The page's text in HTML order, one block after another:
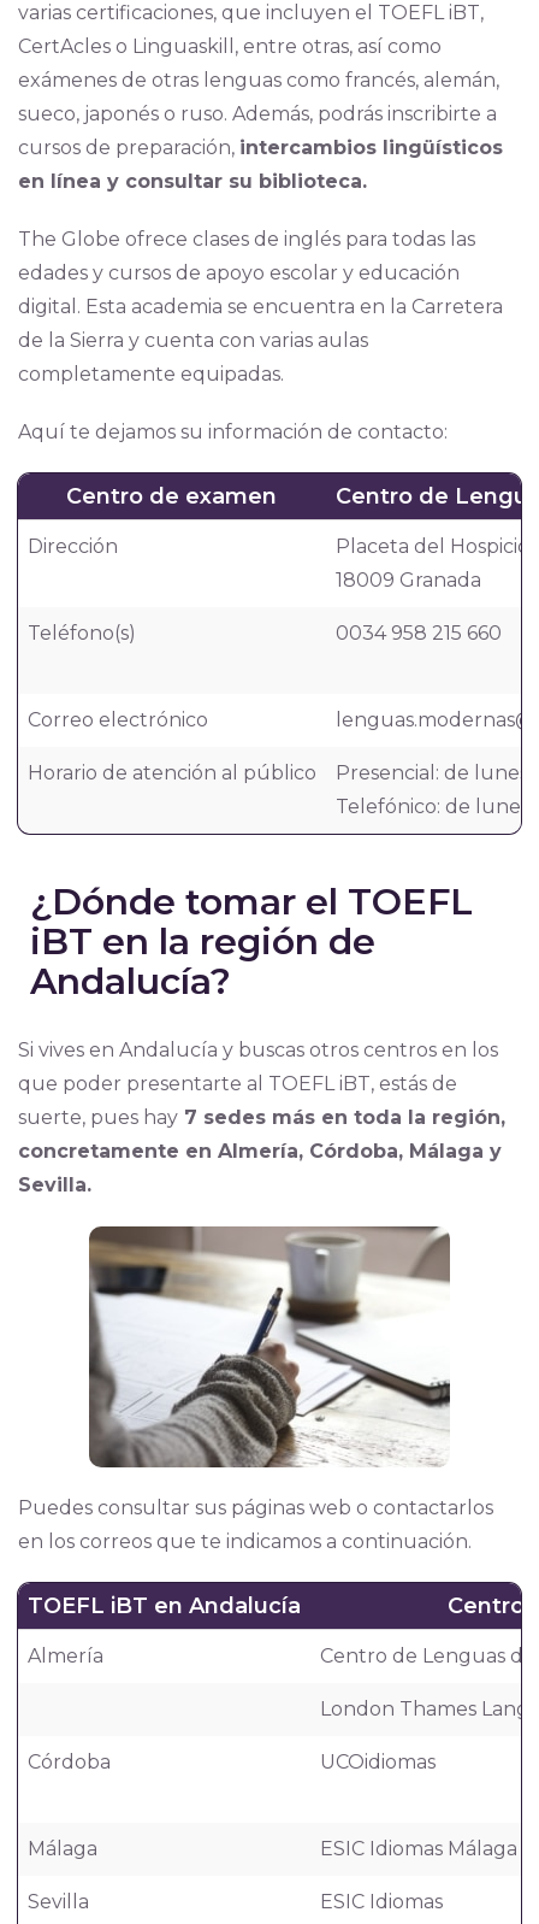
varias certificaciones, que incluyen el TOEFL iBT,
CertAcles o Linguaskill, entre otras, así como
exámenes de otras lenguas como francés, alemán,
sueco, japonés o ruso. Además, podrás inscribirte a
cursos de preparación, intercambios lingüísticos
en línea y consultar su biblioteca.
The Globe ofrece clases de inglés para todas las
edades y cursos de apoyo escolar y educación
digital. Esta academia se encuentra en la Carretera
de la Sierra y cuenta con varias aulas
completamente equipadas.
Aquí te dejamos su información de contacto:
Centro de examen Centro de
Dirección
Placeta del Hospicio
18009 Granada
Teléfono(s) 0034 958 215 660
Correo electrónico
Horario de atención al público
Presencial: de lunes
Telefónico: de lunes
¿Dónde tomar el TOEFL
iBT en la región de
Andalucía?
Si vives en Andalucía y buscas otros centros en los
que poder presentarte al TOEFL iBT, estás de
suerte, pues hay7 sedes más en toda la región,
concretamente en Almería, Córdoba, Málaga y
Sevilla.
Puedes consultar sus páginas web o contactarlos
en los correos que te indicamos a continuación.
TOEFL iBT en Andalucía Centro
Almería Centro de Lenguas
London Thames
Córdoba UCOidiomas
Málaga ESIC Idiomas Málaga
Sevilla ESIC Idiomas